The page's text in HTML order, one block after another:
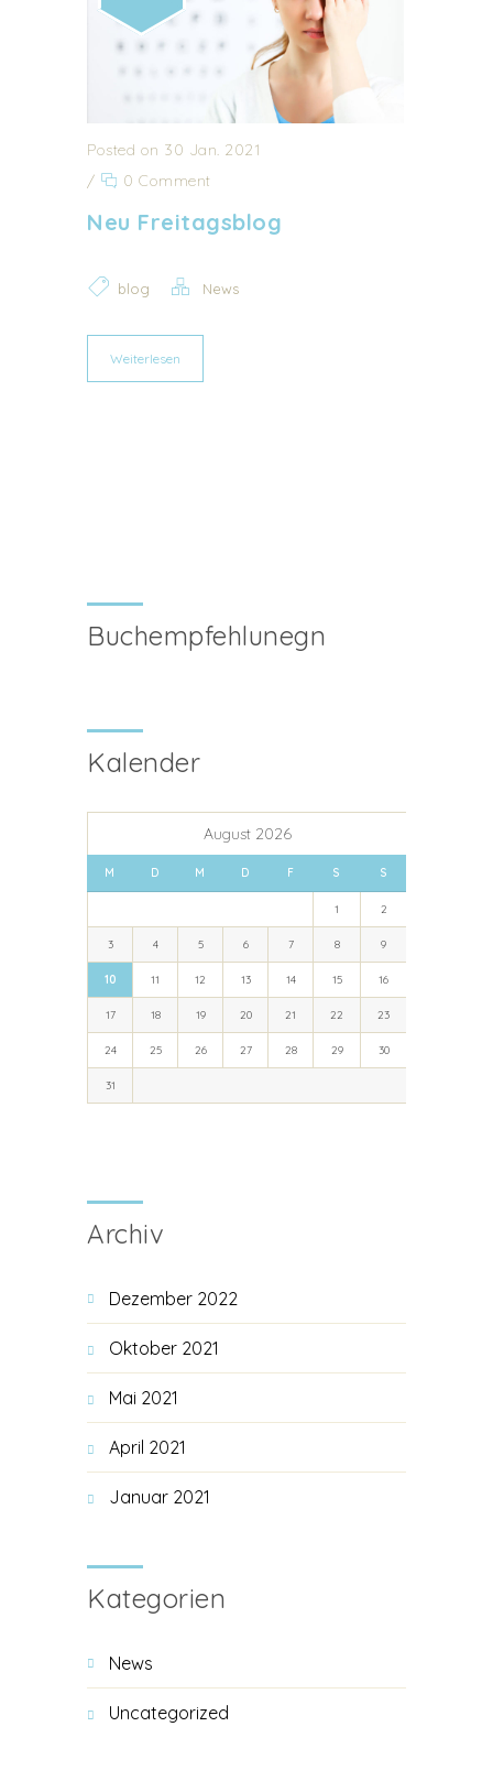
Posted on 30 Jan. 2021
/
0 Comment
Neu Freitagsblog
blog News
Weiterlesen
Buchempfehlunegn
Kalender
August 2026
M D M D F S S
1 2
3 4 5 6 7 8 9
10 11 12 13 14 15 16
17 18 19 20 21 22 23
24 25 26 27 28 29 30
31
Archiv
Dezember 2022
Oktober 2021
Mai 2021
April 2021
Januar 2021
Kategorien
News
Uncategorized